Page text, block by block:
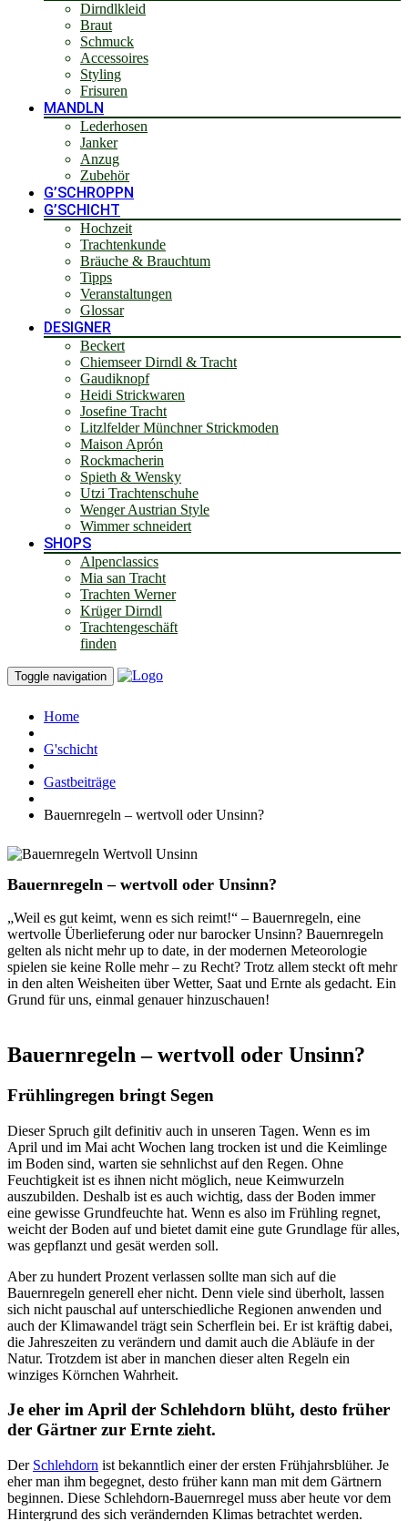
Dirndlkleid
Braut
Schmuck
Accessoires
Styling
Frisuren
MANDLN
Lederhosen
Janker
Anzug
Zubehör
G’SCHROPPN
G’SCHICHT
Hochzeit
Trachtenkunde
Bräuche & Brauchtum
Tipps
Veranstaltungen
Glossar
DESIGNER
Beckert
Chiemseer Dirndl & Tracht
Gaudiknopf
Heidi Strickwaren
Josefine Tracht
Litzlfelder Münchner Strickmoden
Maison Aprón
Rockmacherin
Spieth & Wensky
Utzi Trachtenschuhe
Wenger Austrian Style
Wimmer schneidert
SHOPS
Alpenclassics
Mia san Tracht
Trachten Werner
Krüger Dirndl
Trachtengeschäft
finden
Toggle navigation
Home
G'schicht
Gastbeiträge
Bauernregeln – wertvoll oder Unsinn?
Bauernregeln – wertvoll oder Unsinn?
„Weil es gut keimt, wenn es sich reimt!“ – Bauernregeln, eine
wertvolle Überlieferung oder nur barocker Unsinn? Bauernregeln
gelten als nicht mehr up to date, in der modernen Meteorologie
spielen sie keine Rolle mehr – zu Recht? Trotz allem steckt oft mehr
in den alten Weisheiten über Wetter, Saat und Ernte als gedacht. Ein
Grund für uns, einmal genauer hinzuschauen!
Bauernregeln – wertvoll oder Unsinn?
Frühlingregen bringt Segen
Dieser Spruch gilt definitiv auch in unseren Tagen. Wenn es im
April und im Mai acht Wochen lang trocken ist und die Keimlinge
im Boden sind, warten sie sehnlichst auf den Regen. Ohne
Feuchtigkeit ist es ihnen nicht möglich, neue Keimwurzeln
auszubilden. Deshalb ist es auch wichtig, dass der Boden immer
eine gewisse Grundfeuchte hat. Wenn es also im Frühling regnet,
weicht der Boden auf und bietet damit eine gute Grundlage für alles,
was gepflanzt und gesät werden soll.
Aber zu hundert Prozent verlassen sollte man sich auf die
Bauernregeln generell eher nicht. Denn viele sind überholt, lassen
sich nicht pauschal auf unterschiedliche Regionen anwenden und
auch der Klimawandel trägt sein Scherflein bei. Er ist kräftig dabei,
die Jahreszeiten zu verändern und damit auch die Abläufe in der
Natur. Trotzdem ist aber in manchen dieser alten Regeln ein
winziges Körnchen Wahrheit.
Je eher im April der Schlehdorn blüht, desto früher
der Gärtner zur Ernte zieht.
Der Schlehdorn ist bekanntlich einer der ersten Frühjahrsblüher. Je
eher man ihm begegnet, desto früher kann man mit dem Gärtnern
beginnen. Diese Schlehdorn-Bauernregel muss aber heute vor dem
Hintergrund des sich verändernden Klimas betrachtet werden.